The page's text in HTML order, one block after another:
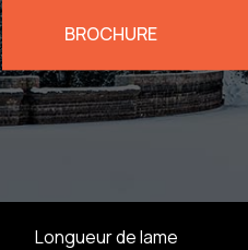
BROCHURE
Longueur de lame